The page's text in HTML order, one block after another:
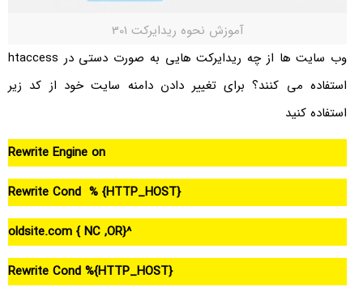
آموزش نحوه ریدایرکت 301
وب سایت ها از چه ریدایرکت هایی به صورت دستی در htaccess
استفاده می کنند؟ برای تغییر دادن دامنه سایت خود از کد زیر
استفاده کنید
Rewrite Engine on
Rewrite Cond % {HTTP_HOST}
^oldsite.com { NC ,OR}
Rewrite Cond %{HTTP_HOST}